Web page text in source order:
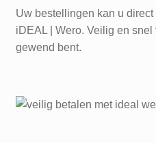
Uw bestellingen kan u
iDEAL | Wero. Veilig en
gewend bent.